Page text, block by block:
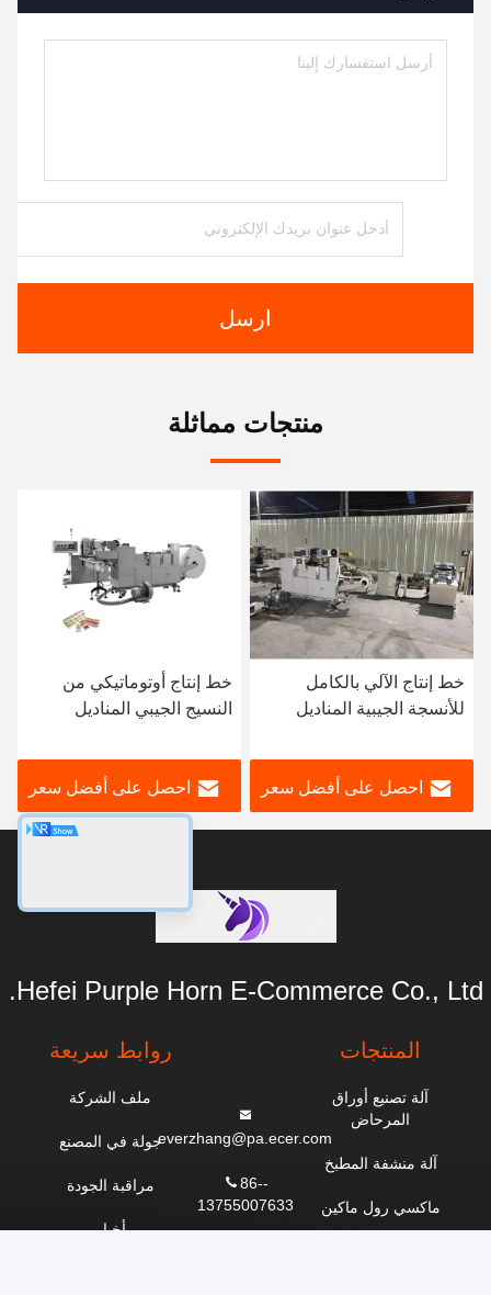
ارسل
منتجات مماثلة
خط إنتاج الآلي بالكامل
للأنسجة الجيبية المناديل
احصل على أفضل سعر
خط إنتاج أوتوماتيكي من
النسيج الجيبي المناديل
احصل على أفضل سعر
Hefei Purple Horn E-Commerce Co., Ltd.
المنتجات
آلة تصنيع أوراق
المرحاض
آلة منشفة المطبخ
ماكسي رول ماكين
everzhang@pa.ecer.com
86--
13755007633
روابط سريعة
ملف الشركة
جولة في المصنع
مراقبة الجودة
أخبار